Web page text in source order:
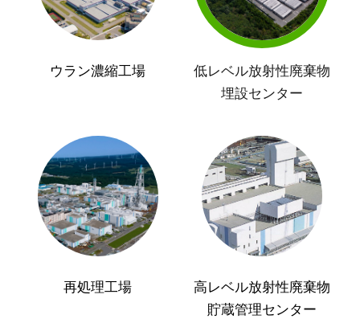
ウラン濃縮工場
低レベル放射性廃棄物
埋設センター
再処理工場
高レベル放射性廃棄物
貯蔵管理センター